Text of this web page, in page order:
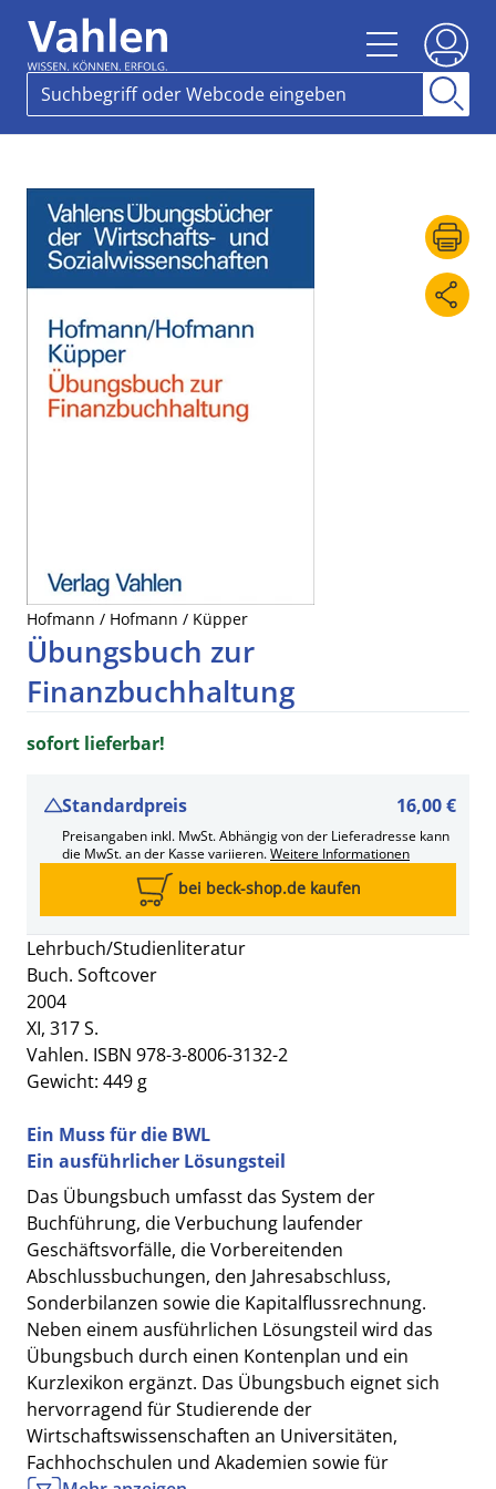
Hofmann / Hofmann / Küpper
Übungsbuch zur
Finanzbuchhaltung
Lehrbuch/Studienliteratur
Buch. Softcover
2004
XI, 317 S.
Vahlen. ISBN 978-3-8006-3132-2
Gewicht: 449 g
Ein Muss für die BWL
Ein ausführlicher Lösungsteil
Das Übungsbuch umfasst das System der
Buchführung, die Verbuchung laufender
Geschäftsvorfälle, die Vorbereitenden
Abschlussbuchungen, den Jahresabschluss,
Sonderbilanzen sowie die Kapitalflussrechnung.
Neben einem ausführlichen Lösungsteil wird das
Übungsbuch durch einen Kontenplan und ein
Kurzlexikon ergänzt. Das Übungsbuch eignet sich
hervorragend für Studierende der
Wirtschaftswissenschaften an Universitäten,
Fachhochschulen und Akademien sowie für
sofort lieferbar!
Standardpreis 16,00 €
Preisangaben inkl. MwSt. Abhängig von der Lieferadresse kann
die MwSt. an der Kasse variieren.Weitere Informationen
bei beck-shop.de kaufen